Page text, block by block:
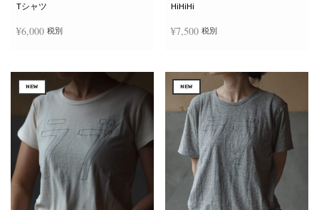
ジ
ら
選
き
ま
す
ジ
ら
選
択
で
き
ま
す
Tシャツ
¥6,000 税別
の
品
に
数
の
バ
リ
エ
ー
シ
ョ
HiHiHi
¥7,500 税別
の
商
品
に
は
複
数
の
バ
リ
エ
ー
シ
ョ
NEW NEW